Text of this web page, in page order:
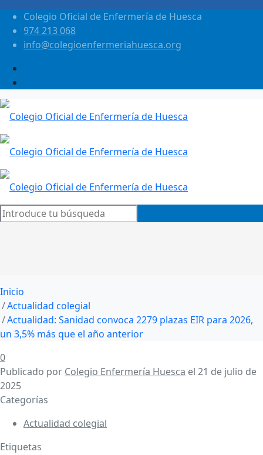
Colegio Oficial de Enfermería de Huesca
974 213 068
info@colegioenfermeriahuesca.org
Inicio
Actualidad colegial
Actualidad: Sanidad convoca 2279 plazas EIR para 2026,
un 3,5% más que el año anterior
0
Publicado por Colegio Enfermería Huesca el 21 de julio de
2025
Categorías
Actualidad colegial
Etiquetas